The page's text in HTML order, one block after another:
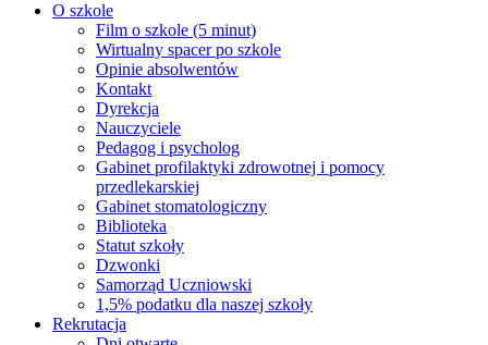
O szkole
Film o szkole (5 minut)
Wirtualny spacer po szkole
Opinie absolwentów
Kontakt
Dyrekcja
Nauczyciele
Pedagog i psycholog
Gabinet profilaktyki zdrowotnej i pomocy
przedlekarskiej
Gabinet stomatologiczny
Biblioteka
Statut szkoły
Dzwonki
Samorząd Uczniowski
1,5% podatku dla naszej szkoły
Rekrutacja